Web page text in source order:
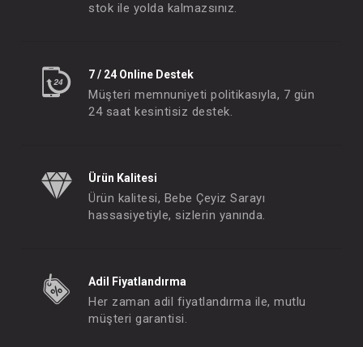
stok ile yolda kalmazsınız.
7 / 24 Online Destek
Müşteri memnuniyeti politikasıyla, 7 gün
24 saat kesintisiz destek.
Ürün Kalitesi
Ürün kalitesi, Bebe Çeyiz Sarayı
hassasiyetiyle, sizlerin yanında.
Adil Fiyatlandırma
Her zaman adil fiyatlandırma ile, mutlu
müşteri garantisi.